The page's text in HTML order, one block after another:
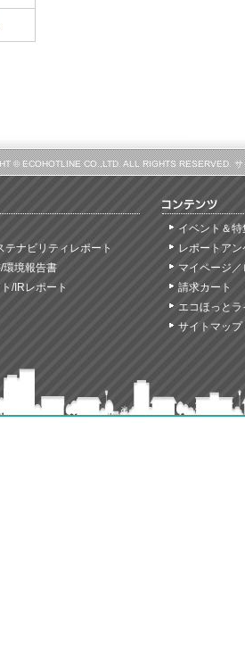
© ECOHOTLINE CO.,LTD. ALL RIGHTS RESERVED.
テナビリティレポート
環境報告書
/IRレポート
イベント＆特
レポートア
マイページ
請求カート
エコほっと
サイトマップ